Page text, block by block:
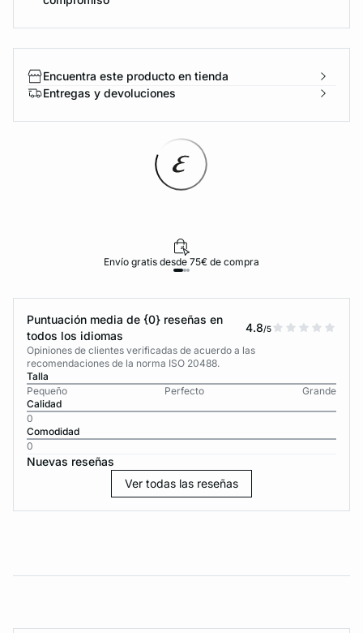
Encuentra este producto en tienda
Entregas y devoluciones
Envío gratis desde 75€ de compra
Puntuación media de {0} reseñas en
todos los idiomas
4.8/5
Opiniones de clientes verificadas de acuerdo a las
recomendaciones de la norma ISO 20488.
Talla
Pequeño
Perfecto
Grande
Calidad
0
Comodidad
0
Nuevas reseñas
Ver todas las reseñas